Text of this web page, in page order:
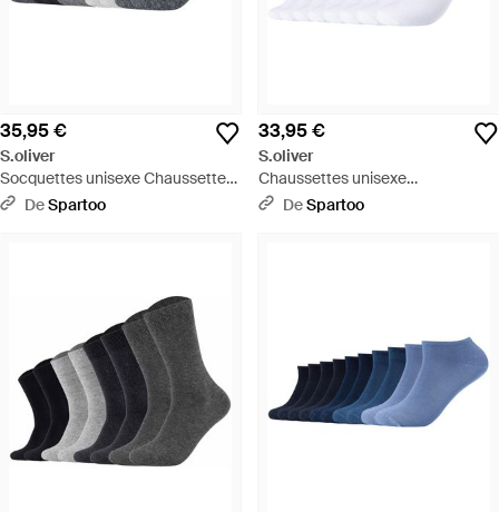
35,95 €
S.oliver
Socquettes unisexe Chaussettes
Paquet de 10 - Gris
DeSpartoo
33,95 €
S.oliver
Chaussettes unisexe
Chaussettes Paquet de 8 - Blanc
DeSpartoo